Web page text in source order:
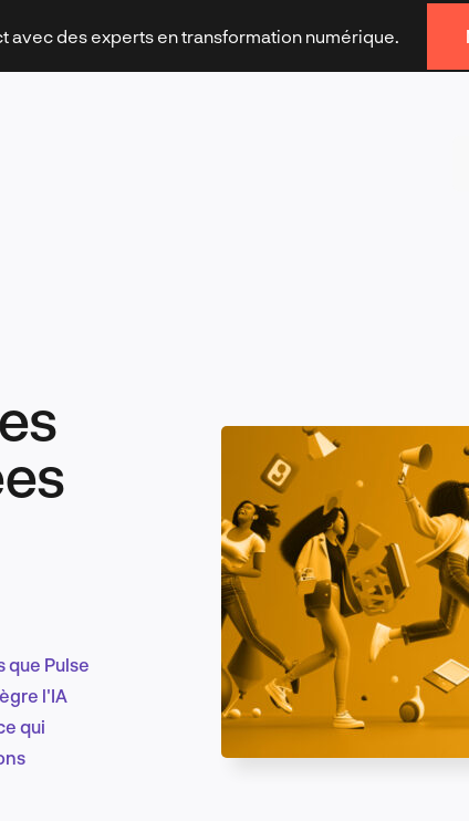
avec des experts en transformation numérique.
et innovation
et management
conception produit
que Pulse
l'IA
qui